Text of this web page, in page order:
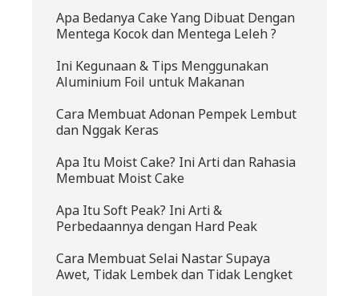
Apa Bedanya Cake Yang Dibuat Dengan
Mentega Kocok dan Mentega Leleh ?
Ini Kegunaan & Tips Menggunakan
Aluminium Foil untuk Makanan
Cara Membuat Adonan Pempek Lembut
dan Nggak Keras
Apa Itu Moist Cake? Ini Arti dan Rahasia
Membuat Moist Cake
Apa Itu Soft Peak? Ini Arti &
Perbedaannya dengan Hard Peak
Cara Membuat Selai Nastar Supaya
Awet, Tidak Lembek dan Tidak Lengket